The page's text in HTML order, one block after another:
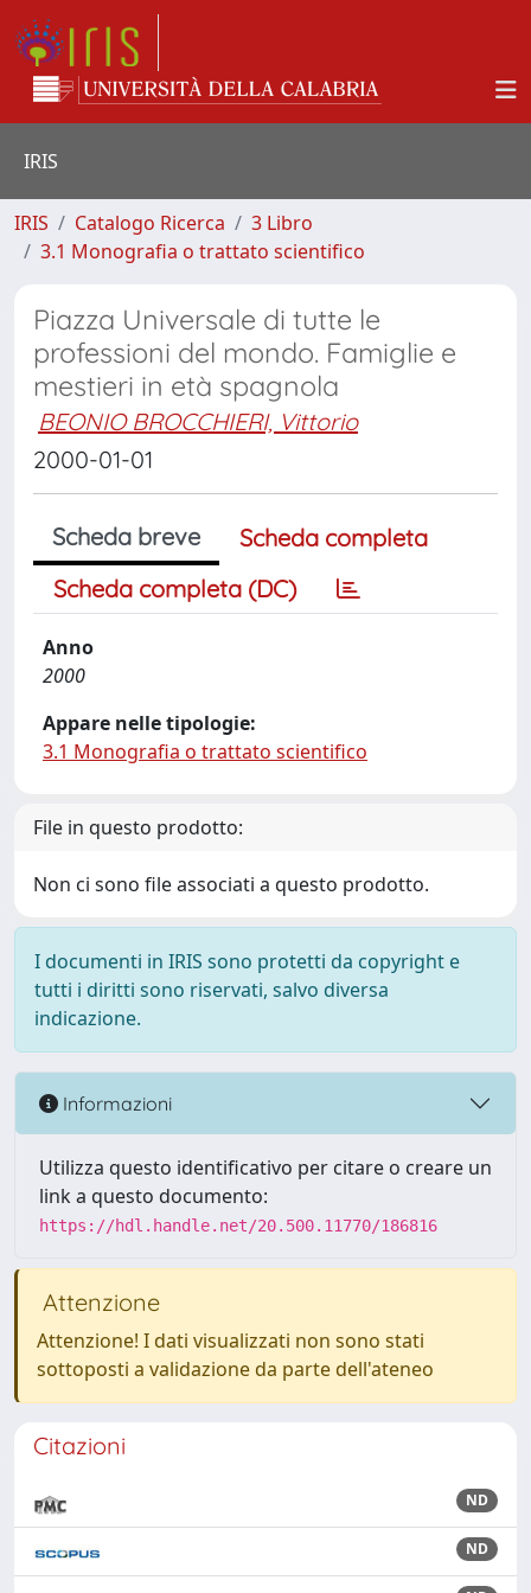
IRIS
IRIS Catalogo Ricerca
3 Libro
3.1 Monografia o trattato scientifico
Piazza Universale di tutte le
professioni del mondo. Famiglie e
mestieri in età spagnola
BEONIO BROCCHIERI, Vittorio
2000-01-01
Scheda breve
Scheda completa
Scheda completa (DC)
Anno
2000
Appare nelle tipologie:
3.1 Monografia o trattato scientifico
File in questo prodotto:
Non ci sono file associati a questo prodotto.
I documenti in IRIS sono protetti da copyright e
tutti i diritti sono riservati, salvo diversa
indicazione.
Informazioni
Utilizza questo identificativo per citare o creare un
link a questo documento:
https://hdl.handle.net/20.500.11770/186816
Attenzione
Attenzione! I dati visualizzati non sono stati
sottoposti a validazione da parte dell'ateneo
Citazioni
ND
ND